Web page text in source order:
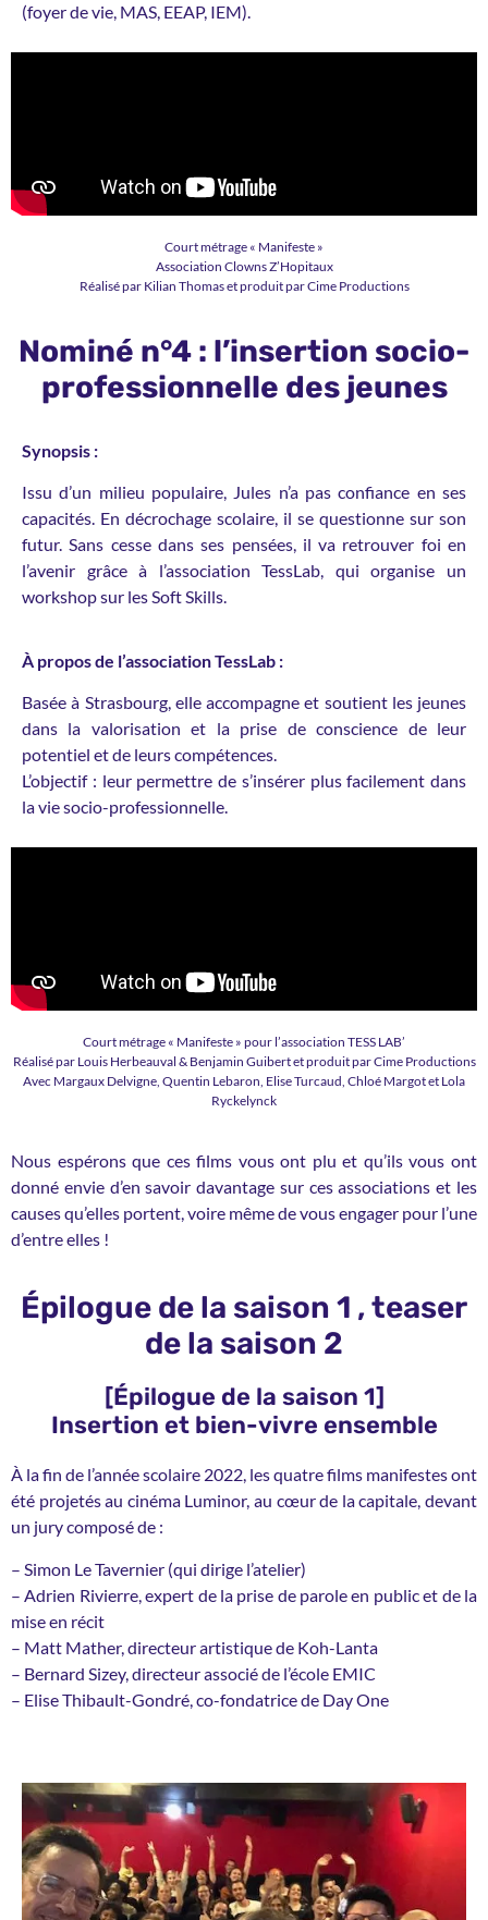
(foyer de vie, MAS, EEAP, IEM).
Court métrage « Manifeste »
Association Clowns Z’Hopitaux
Réalisé par Kilian Thomas et produit par Cime Productions
Nominé n°4 : l’insertion socio-
professionnelle des jeunes
Synopsis :
Issu d’un milieu populaire, Jules n’a pas confiance en ses
capacités. En décrochage scolaire, il se questionne sur son
futur. Sans cesse dans ses pensées, il va retrouver foi en
l’avenir grâce à l’association TessLab, qui organise un
workshop sur les Soft Skills.
À propos de l’association TessLab :
Basée à Strasbourg, elle accompagne et soutient les jeunes
dans la valorisation et la prise de conscience de leur
potentiel et de leurs compétences.
L’objectif : leur permettre de s’insérer plus facilement dans
la vie socio-professionnelle.
Court métrage « Manifeste » pour l’association TESS LAB’
Réalisé par Louis Herbeauval & Benjamin Guibert et produit par Cime Productions
Avec Margaux Delvigne, Quentin Lebaron, Elise Turcaud, Chloé Margot et Lola
Ryckelynck
Nous espérons que ces films vous ont plu et qu’ils vous ont
donné envie d’en savoir davantage sur ces associations et les
causes qu’elles portent, voire même de vous engager pour l’une
d’entre elles !
Épilogue de la saison 1 , teaser
de la saison 2
[Épilogue de la saison 1]
Insertion et bien-vivre ensemble
À la fin de l’année scolaire 2022, les quatre films manifestes ont
été projetés au cinéma Luminor, au cœur de la capitale, devant
un jury composé de :
– Simon Le Tavernier (qui dirige l’atelier)
– Adrien Rivierre, expert de la prise de parole en public et de la
mise en récit
– Matt Mather, directeur artistique de Koh-Lanta
– Bernard Sizey, directeur associé de l’école EMIC
– Elise Thibault-Gondré, co-fondatrice de Day One